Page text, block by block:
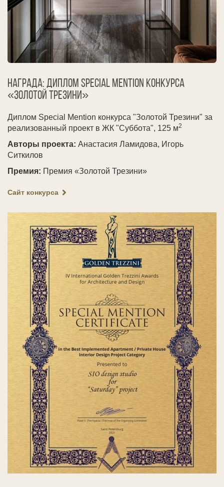
Награда: Диплом Special Mention конкурса
«Золотой Трезини»
Диплом Special Mention конкурса "Золотой Трезини" за
реализованный проект в ЖК "Суббота", 125 м2
Авторы проекта: Анастасия Ламидова, Игорь
Ситкилов
Премия: Премия «Золотой Трезини»
Сайт конкурса